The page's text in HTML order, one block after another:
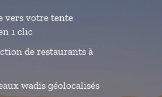
vers votre tente
1 clic
de restaurants à
wadis géolocalisés